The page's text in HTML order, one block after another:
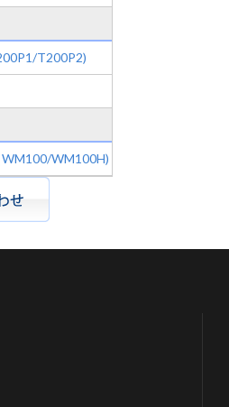
T200P2)
WM100H)